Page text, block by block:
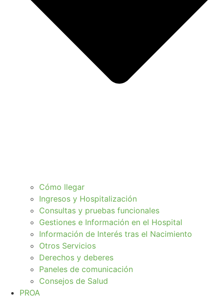
Cómo llegar
Ingresos y Hospitalización
Consultas y pruebas funcionales
Gestiones e Información en el Hospital
Información de Interés tras el Nacimiento
Otros Servicios
Derechos y deberes
Paneles de comunicación
Consejos de Salud
PROA